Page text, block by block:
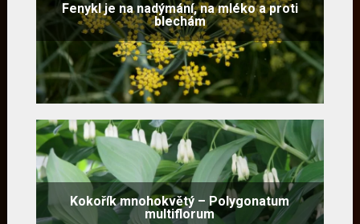
Fenykl je na nadýmání, na mléko a proti
blechám
Kokořík mnohokvětý – Polygonatum
multiflorum